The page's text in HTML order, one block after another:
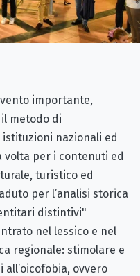
importante,
metodo di
nazionali ed
volta per i contenuti ed
turistico ed
per l’analisi storica
distintivi"
nel lessico e nel
regionale: stimolare e
ovvero